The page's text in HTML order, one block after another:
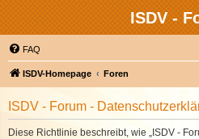
ISDV -
FAQ
ISDV-Homepage Foren
ISDV - Forum -
Diese Richtlinie beschreibt, wie „ISDV -